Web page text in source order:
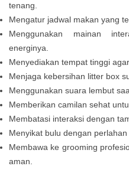
tenang.
Mengatur jadwal makan yang
Menggunakan mainan
energinya.
Menyediakan tempat tinggi
Menjaga kebersihan litter box
Menggunakan suara lembut
Memberikan camilan sehat
Membatasi interaksi dengan
Menyikat bulu dengan
Membawa ke grooming
aman.